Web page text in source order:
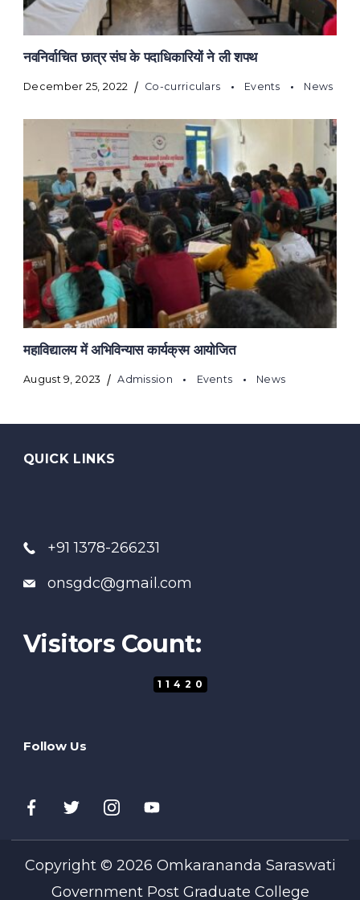
नवनिर्वाचित छात्र संघ के पदाधिकारियों ने ली शपथ
December 25, 2022 Co-curriculars Events News
महाविद्यालय में अभिविन्यास कार्यक्रम आयोजित
August 9, 2023 Admission Events News
QUICK LINKS
+91 1378-266231
onsgdc@gmail.com
Visitors Count:
11420
Follow Us
Copyright © 2026 Omkarananda Saraswati
Government Post Graduate College